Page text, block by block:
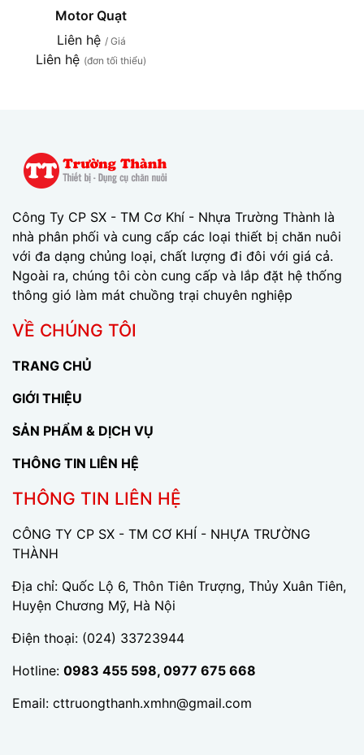
Motor Quạt
Liên hệ / Giá
Liên hệ (đơn tối thiểu)
Công Ty CP SX - TM Cơ Khí - Nhựa Trường Thành là
nhà phân phối và cung cấp các loại thiết bị chăn nuôi
với đa dạng chủng loại, chất lượng đi đôi với giá cả.
Ngoài ra, chúng tôi còn cung cấp và lắp đặt hệ thống
thông gió làm mát chuồng trại chuyên nghiệp
VỀ CHÚNG TÔI
TRANG CHỦ
GIỚI THIỆU
SẢN PHẨM & DỊCH VỤ
THÔNG TIN LIÊN HỆ
THÔNG TIN LIÊN HỆ
CÔNG TY CP SX - TM CƠ KHÍ - NHỰA TRƯỜNG
THÀNH
Địa chỉ: Quốc Lộ 6, Thôn Tiên Trượng, Thủy Xuân Tiên,
Huyện Chương Mỹ, Hà Nội
Điện thoại: (024) 33723944
Hotline: 0983 455 598, 0977 675 668
Email: cttruongthanh.xmhn@gmail.com